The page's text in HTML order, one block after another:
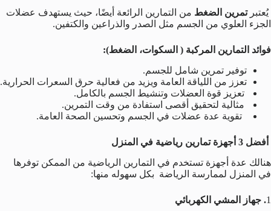
يُعتبر تمرين الضغط من التمارين الرائعة أيضًا، حيث يستهدف عضلات
الجزء العلوي من الجسم مثل الصدر والذراعين والكتفين.
فوائد التمارين المركبة ( السكوات، الضغط):
توفير تمرين شامل للجسم.
تعزز من اللياقة العامة ويزيد من فعالية حرق السعرات الحرارية.
تعزيز قوة العضلات وتنشيط الجسم بالكامل.
مثالية لتحقيق أقصى استفادة من وقت التمرين.
تقوية عدة عضلات في الجسم وتحسين الصحة العامة.
أفضل 3 أجهزة تمارين رياضية في المنزل
هنالك عدة أجهزة تستخدم في التمارين الرياضية من الممكن توفرها
في المنزل لممارسة الرياضة بكل سهوله منها:
1. جهاز المشي الكهربائي